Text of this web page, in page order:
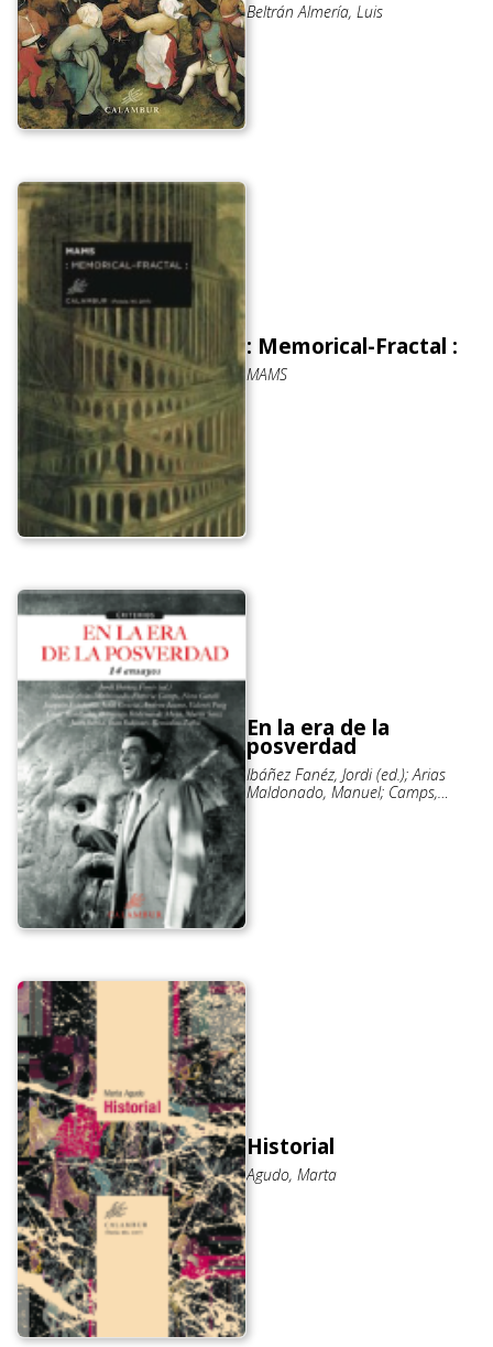
Beltrán Almería, Luis
: Memorical-Fractal :
MAMS
En la era de la
posverdad
Ibáñez Fanéz, Jordi (ed.); Arias
Maldonado, Manuel; Camps,
Historial
Agudo, Marta